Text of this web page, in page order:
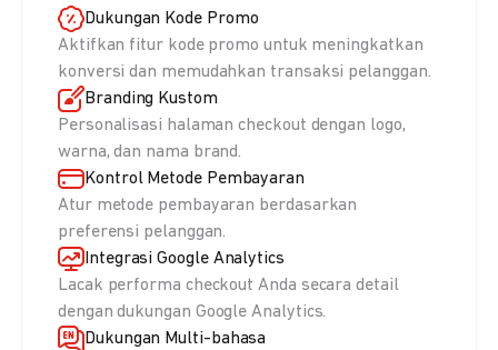
Dukungan Kode Promo
Aktifkan fitur kode promo untuk meningkatkan
konversi dan memudahkan transaksi pelanggan.
Branding Kustom
Personalisasi halaman checkout dengan logo,
warna, dan nama brand.
Kontrol Metode Pembayaran
Atur metode pembayaran berdasarkan
preferensi pelanggan.
Integrasi Google Analytics
Lacak performa checkout Anda secara detail
dengan dukungan Google Analytics.
Dukungan Multi-bahasa